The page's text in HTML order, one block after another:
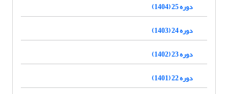
دوره 25 (1404)
دوره 24 (1403)
دوره 23 (1402)
دوره 22 (1401)